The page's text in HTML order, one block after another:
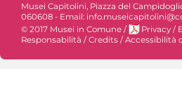
Musei Capitolini, Piazza del Campidoglio
060608 - Email:
© 2017 Musei in Comune / Privacy /
Responsabilità /Credits /Accessibilità